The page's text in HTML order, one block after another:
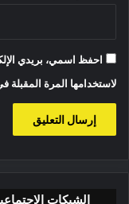
احفظ اسمي، بريدي
لاستخدامها المرة المقبلة
الشبكات